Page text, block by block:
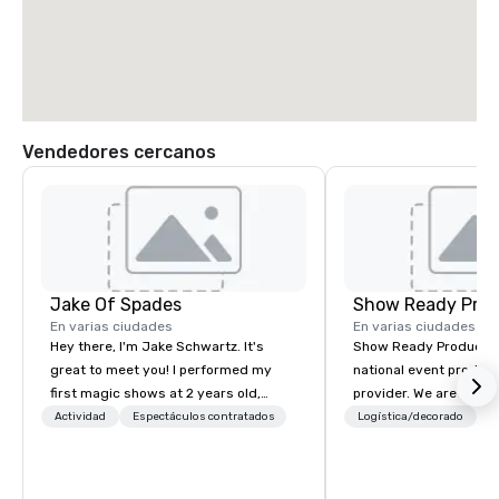
Vendedores cercanos
Jake Of Spades
En varias ciudades
Hey there, I'm Jake Schwartz. It's
great to meet you! I performed my
first magic shows at 2 years old,
making my food “disappear” for my
Actividad Espectáculos contratados
Show Ready
En varias ciudades
Show Ready
national event
provider. We are your
production partner
Logística/decorado